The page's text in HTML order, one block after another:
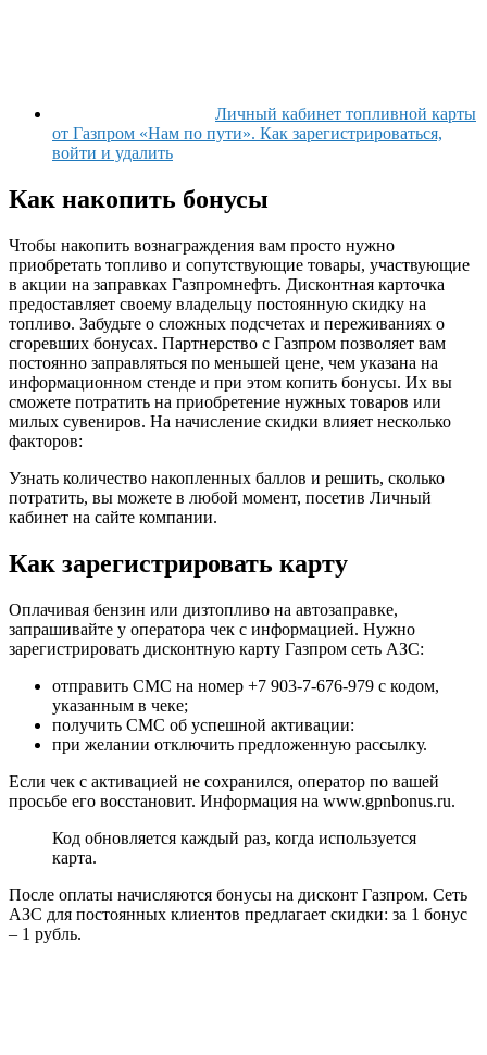
Личный кабинет топливной карты
от Газпром «Нам по пути». Как зарегистрироваться,
войти и удалить
Как накопить бонусы
Чтобы накопить вознаграждения вам просто нужно
приобретать топливо и сопутствующие товары, участвующие
в акции на заправках Газпромнефть. Дисконтная карточка
предоставляет своему владельцу постоянную скидку на
топливо. Забудьте о сложных подсчетах и переживаниях о
сгоревших бонусах. Партнерство с Газпром позволяет вам
постоянно заправляться по меньшей цене, чем указана на
информационном стенде и при этом копить бонусы. Их вы
сможете потратить на приобретение нужных товаров или
милых сувениров. На начисление скидки влияет несколько
факторов:
Узнать количество накопленных баллов и решить, сколько
потратить, вы можете в любой момент, посетив Личный
кабинет на сайте компании.
Как зарегистрировать карту
Оплачивая бензин или дизтопливо на автозаправке,
запрашивайте у оператора чек с информацией. Нужно
зарегистрировать дисконтную карту Газпром сеть АЗС:
отправить СМС на номер +7 903-7-676-979 с кодом,
указанным в чеке;
получить СМС об успешной активации:
при желании отключить предложенную рассылку.
Если чек с активацией не сохранился, оператор по вашей
просьбе его восстановит. Информация на www.gpnbonus.ru.
Код обновляется каждый раз, когда используется
карта.
После оплаты начисляются бонусы на дисконт Газпром. Сеть
АЗС для постоянных клиентов предлагает скидки: за 1 бонус
– 1 рубль.